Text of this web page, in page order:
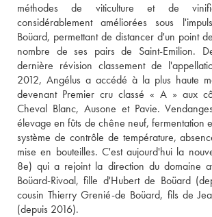
méthodes de viticulture et de
considérablement améliorées sous
Boüard, permettant de distancer d'un point
nombre de ses pairs de Saint-Emilion.
dernière révision classement de
2012, Angélus a accédé à la plus haute
devenant Premier cru classé « A » aux
Cheval Blanc, Ausone et Pavie.
élevage en fûts de chêne neuf, fermentation
système de contrôle de température,
mise en bouteilles. C'est aujourd'hui la
8e) qui a rejoint la direction du domaine
Boüard-Rivoal, fille d'Hubert de Boüard
cousin Thierry Grenié-de Boüard, fils de
(depuis 2016).